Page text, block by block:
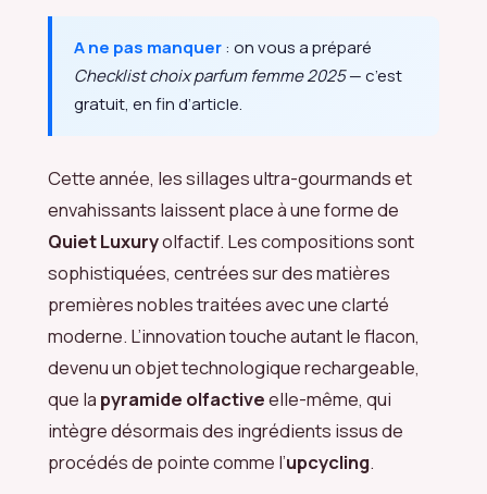
A ne pas manquer: on vous a préparé
Checklist choix parfum femme 2025— c’est
gratuit, en fin d’article.
Cette année, les sillages ultra-gourmands et
envahissants laissent place à une forme de
Quiet Luxuryolfactif. Les compositions sont
sophistiquées, centrées sur des matières
premières nobles traitées avec une clarté
moderne. L’innovation touche autant le flacon,
devenu un objet technologique rechargeable,
que la pyramide olfactiveelle-même, qui
intègre désormais des ingrédients issus de
procédés de pointe comme l’upcycling.